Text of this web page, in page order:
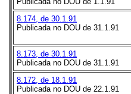
8.174, de 30.1.91
Publicada no DOU de 31.1.91
8.173, de 30.1.91
Publicada no DOU de 31.1.91
8.172, de 18.1.91
Publicada no DOU de 22.1.91